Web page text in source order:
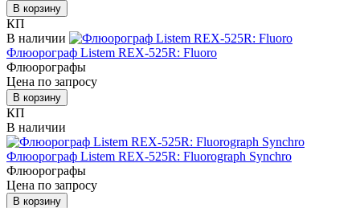
В корзину
КП
В наличии
Флюорограф Listem REX-525R: Fluoro
Флюорографы
Цена по запросу
В корзину
КП
В наличии
Флюорограф Listem REX-525R: Fluorograph Synchro
Флюорографы
Цена по запросу
В корзину